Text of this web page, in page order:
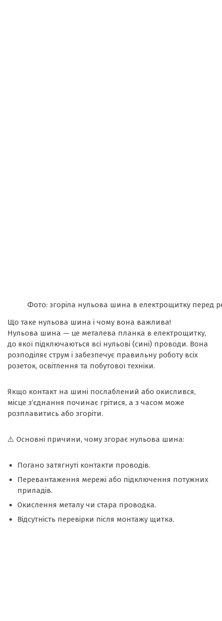
Фото: згоріла нульова шина в електрощитку перед
Що таке нульова шина і чому вона важлива!
Нульова шина — це металева планка в електрощитку,
до якої підключаються всі нульові (сині) проводи. Вона
розподіляє струм і забезпечує правильну роботу всіх
розеток, освітлення та побутової техніки.
Якщо контакт на шині послаблений або окислився,
місце з’єднання починає грітися, а з часом може
розплавитись або згоріти.
⚠️ Основні причини, чому згорає нульова шина:
Погано затягнуті контакти проводів.
Перевантаження мережі або підключення потужних
приладів.
Окислення металу чи стара проводка.
Відсутність перевірки після монтажу щитка.